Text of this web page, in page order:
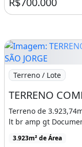
Imagem:
Terreno / Lote
Terreno de
lt br amp gt
3.923m² de Área